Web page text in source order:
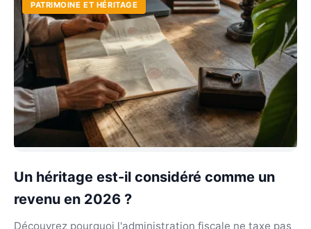
PATRIMOINE ET HÉRITAGE
Un héritage est-il considéré comme un
revenu en 2026 ?
Découvrez pourquoi l'administration fiscale ne taxe pas